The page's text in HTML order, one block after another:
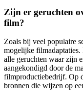
Zijn er geruchten
film?
Zoals bij veel populaire
mogelijke
alle geruchten waar zijn
aangekondigd door de
filmproductiebedrijf. Op
bronnen die wijzen op